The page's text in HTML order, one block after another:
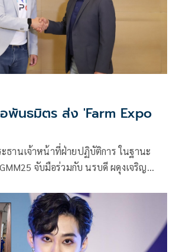
นเจ้าหน้าที่ฝ่ายปฏิบัติการ ในฐานะ
รบดี ผดุงเจริญ
ที่เตรียมออกอากาศทางช่องGMM25
เร็วๆ นี้ ณ ตึกจีเอ็มเอ็ม แกรมมี่ เมื่อบ่ายวันก่อน